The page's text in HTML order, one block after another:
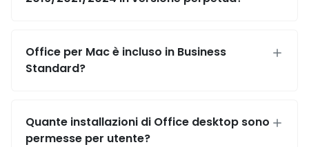
Office per Mac è incluso in Business
Standard?
Quante installazioni di Office desktop sono
permesse per utente?